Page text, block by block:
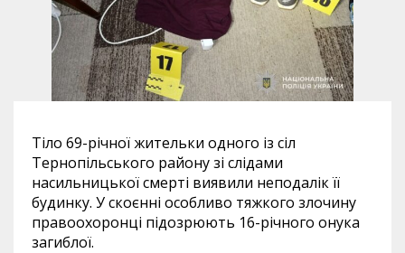
Тіло 69-річної жительки одного із сіл
Тернопільського району зі слідами
насильницької смерті виявили неподалік її
будинку. У скоєнні особливо тяжкого злочину
правоохоронці підозрюють 16-річного онука
загиблої.